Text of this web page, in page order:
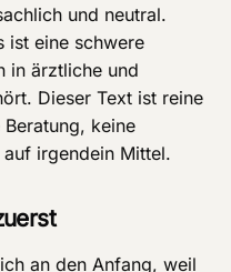
und neutral.
ist eine schwere
in ärztliche und
Dieser Text ist reine
keine
irgendein Mittel.
an den Anfang, weil